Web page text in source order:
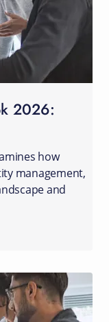
2026:
how
management,
and